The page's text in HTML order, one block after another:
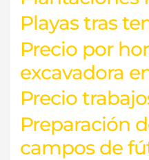
Playas tras
Precio por
excavadora
Precio
Preparación
campos de